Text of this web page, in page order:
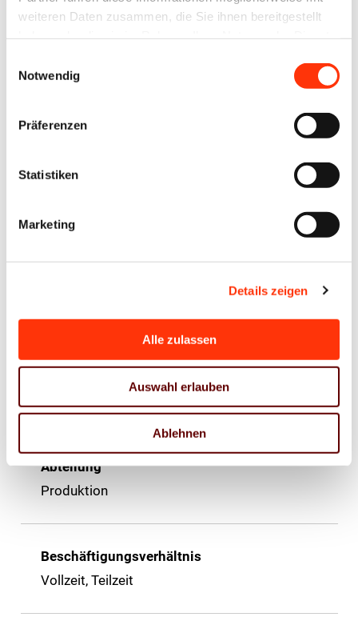
weiteren Daten zusammen, die Sie ihnen bereitgestellt
Notwendig
Präferenzen
Statistiken
Marketing
Details zeigen
Alle zulassen
Auswahl erlauben
Ablehnen
Technik
Arbeitsumfeld
Attraktive Vergütung
Wir freuen uns auf Ihre vollständige Bewerbung an
gruppe.de!
Zurück zur Liste
Abteilung
Produktion
Beschäftigungsverhältnis
Vollzeit, Teilzeit